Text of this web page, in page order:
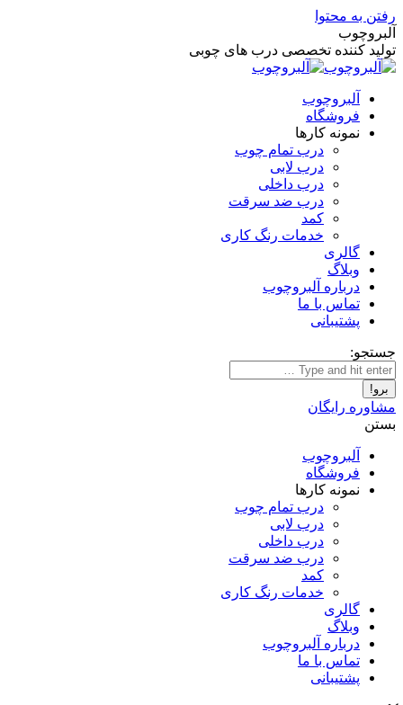
رفتن به محتوا
آلبروچوب
تولید کننده تخصصی درب های چوبی
آلبروچوب
فروشگاه
نمونه کارها
درب تمام چوب
درب لابی
درب داخلی
درب ضد سرقت
کمد
خدمات رنگ کاری
گالری
وبلاگ
درباره آلبروچوب
تماس با ما
پشتیبانی
جستجو:
مشاوره رایگان
بستن
آلبروچوب
فروشگاه
نمونه کارها
درب تمام چوب
درب لابی
درب داخلی
درب ضد سرقت
کمد
خدمات رنگ کاری
گالری
وبلاگ
درباره آلبروچوب
تماس با ما
پشتیبانی